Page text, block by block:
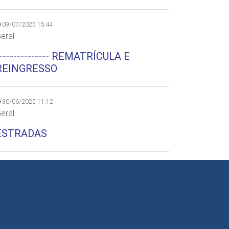
09/07/2025 15:44
REMATRÍCULA E
30/06/2025 11:12